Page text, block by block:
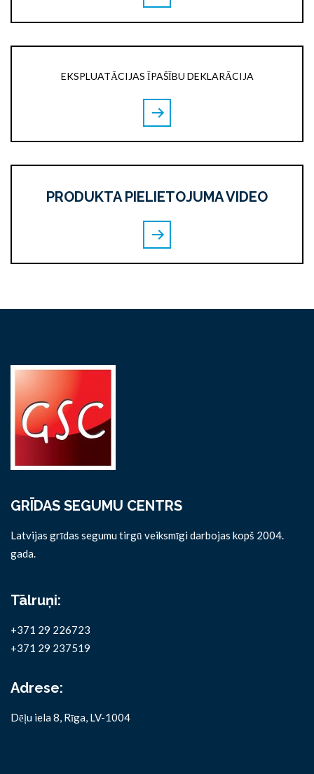
EKSPLUATĀCIJAS ĪPAŠĪBU DEKLARĀCIJA
PRODUKTA PIELIETOJUMA VIDEO
GRĪDAS SEGUMU CENTRS
Latvijas grīdas segumu tirgū veiksmīgi darbojas kopš 2004.
gada.
Tālruņi:
+371 29 226723
+371 29 237519
Adrese:
Dēļu iela 8, Rīga, LV-1004